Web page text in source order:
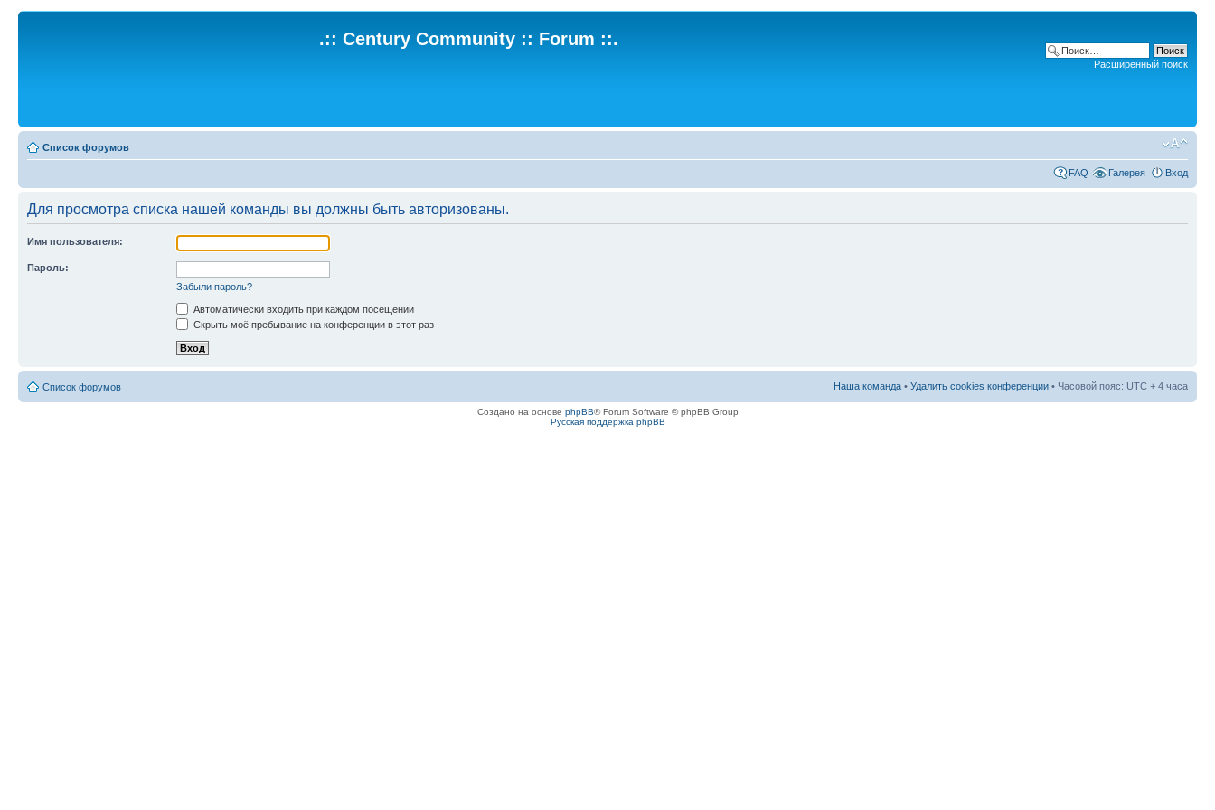
.:: Century Community :: Forum ::.
Расширенный поиск
Список форумов
FAQ Галерея Вход
Для просмотра списка нашей команды вы должны быть авторизованы.
Имя пользователя:
Пароль:
Забыли пароль?
Автоматически входить при каждом посещении
Скрыть моё пребывание на конференции в этот раз
Список форумов Наша команда • Удалить cookies конференции • Часовой пояс: UTC + 4 часа
Создано на основе phpBB® Forum Software © phpBB Group
Русская поддержка phpBB